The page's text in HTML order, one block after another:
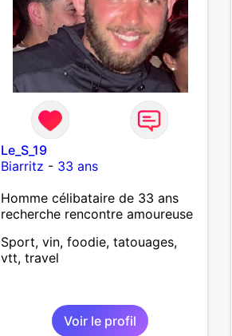
Le_S_19
Biarritz - 33 ans
Homme célibataire de 33 ans
recherche rencontre amoureuse
Sport, vin, foodie, tatouages,
vtt, travel
Voir le profil